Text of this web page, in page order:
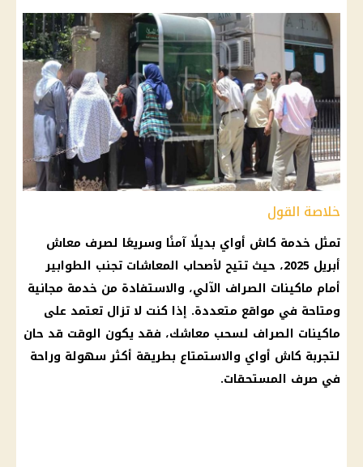
خلاصة القول
تمثل خدمة كاش أواي بديلًا آمنًا وسريعًا لصرف معاش
أبريل 2025، حيث تتيح لأصحاب
المعاشات تجنب الطوابير
أمام ماكينات الصراف الآلي، والاستفادة من خدمة مجانية
ومتاحة في مواقع متعددة. إذا كنت لا تزال تعتمد على
ماكينات الصراف لسحب معاشك، فقد يكون الوقت قد حان
لتجربة كاش أواي والاستمتاع بطريقة أكثر سهولة وراحة
في صرف المستحقات.